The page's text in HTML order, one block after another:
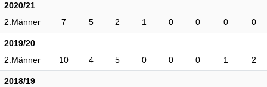
2020/21
2.Männer
7 5 2 1 0 0 0 0
2019/20
2.Männer
10 4 5 0 0 0 1 2
2018/19